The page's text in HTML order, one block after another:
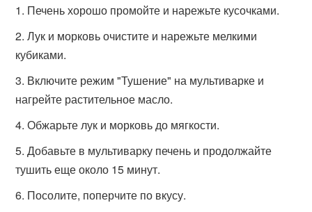
Печень хорошо промойте и нарежьте кусочками.
Лук и морковь очистите и нарежьте мелкими
кубиками.
Включите режим "Тушение" на мультиварке и
нагрейте растительное масло.
Обжарьте лук и морковь до мягкости.
Добавьте в мультиварку печень и продолжайте
тушить еще около 15 минут.
Посолите, поперчите по вкусу.